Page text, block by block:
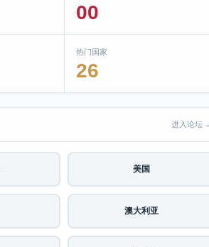
00
热门国家
26
进入论坛
美国
澳大利亚